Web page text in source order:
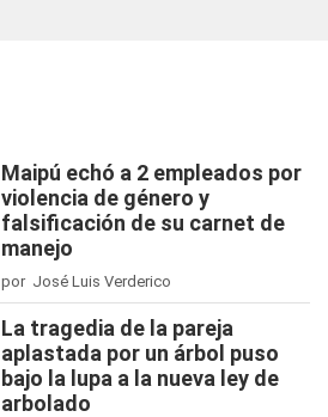
Maipú echó a 2 empleados por
violencia de género y
falsificación de su carnet de
manejo
por José Luis Verderico
La tragedia de la pareja
aplastada por un árbol puso
bajo la lupa a la nueva ley de
arbolado